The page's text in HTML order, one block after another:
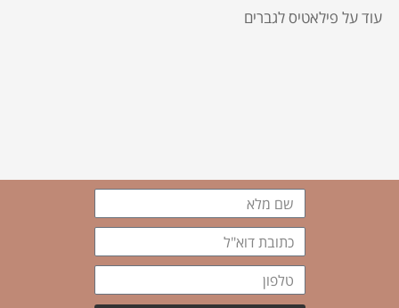
עוד על פילאטיס לגברים
שם
מלא
כתובת
דוא"ל
טלפון